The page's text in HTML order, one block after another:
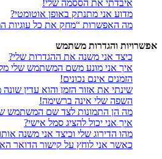
איבדתי את הססמה שלי!
מדוע אני מתנתק באופן אוטומטי?
מה האפשרות “מחק את כל עוגיות
אפשרויות והגדרות משתמש
כיצד אני משנה את ההגדרות שלי?
איך אני מונע משם המשתמש שלי
הזמנים אינם נכונים!
שינתי את אזור הזמן והוא עדין שונה
השפה שלי אינה ברשימה!
מה הן התמונות לצד שם המשתמש
איך אני יכול להציג סמל אישי?
מהו הדירוג שלי וכיצד אני משנה
כאשר אני לוחץ על קישור הדואר